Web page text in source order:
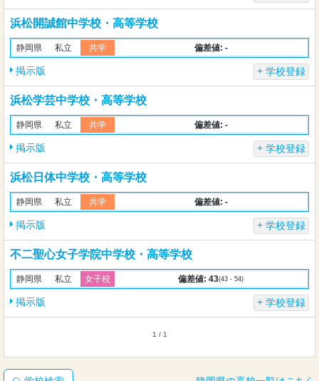
浜松開誠館中学校・高等学校
静岡県 私立 共学 偏差値: -
掲示版 学校登録
浜松学芸中学校・高等学校
静岡県 私立 共学 偏差値: -
掲示版 学校登録
浜松日体中学校・高等学校
静岡県 私立 共学 偏差値: -
掲示版 学校登録
不二聖心女子学院中学校・高等学校
静岡県 私立 女子校 偏差値: 43(43 - 54)
掲示版 学校登録
1 / 1